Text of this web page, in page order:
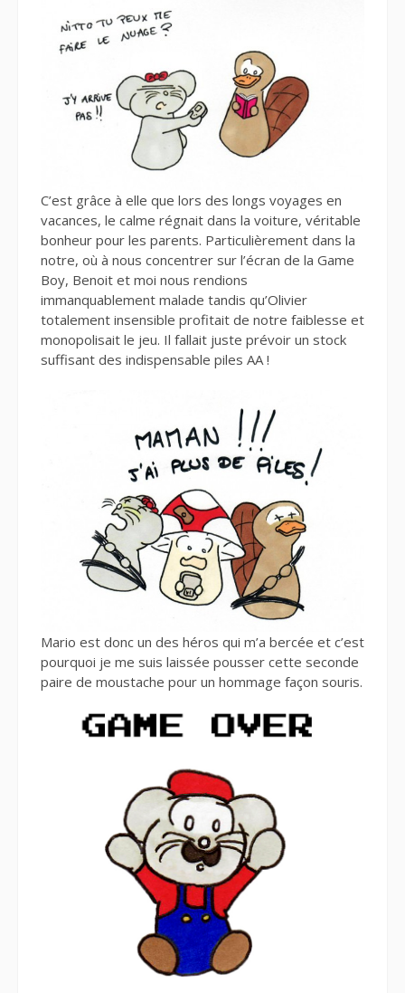
C’est grâce à elle que lors des longs voyages en
vacances, le calme régnait dans la voiture, véritable
bonheur pour les parents. Particulièrement dans la
notre, où à nous concentrer sur l’écran de la Game
Boy, Benoit et moi nous rendions
immanquablement malade tandis qu’Olivier
totalement insensible profitait de notre faiblesse et
monopolisait le jeu. Il fallait juste prévoir un stock
suffisant des indispensable piles AA !
Mario est donc un des héros qui m’a bercée et c’est
pourquoi je me suis laissée pousser cette seconde
paire de moustache pour un hommage façon souris.